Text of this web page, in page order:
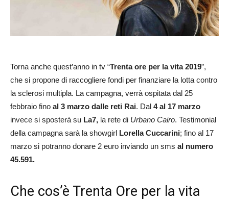
Torna anche quest’anno in tv “Trenta ore per la vita 2019”,
che si propone di raccogliere fondi per finanziare la lotta contro
la sclerosi multipla. La campagna, verrà ospitata dal 25
febbraio fino al 3 marzo dalle reti Rai. Dal 4 al 17 marzo
invece si sposterà su La7, la rete di Urbano Cairo. Testimonial
della campagna sarà la showgirl Lorella Cuccarini; fino al 17
marzo si potranno donare 2 euro inviando un sms al numero
45.591.
Che cos’è Trenta Ore per la vita